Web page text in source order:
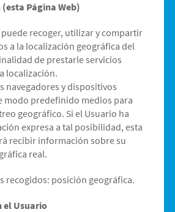
Página Web)
puede recoger, utilizar y compartir
a la localización geográfica del
de prestarle servicios
localización.
navegadores y dispositivos
modo predefinido medios para
geográfico. Si el Usuario ha
expresa a tal posibilidad, esta
recibir información sobre su
real.
recogidos: posición geográfica.
el Usuario